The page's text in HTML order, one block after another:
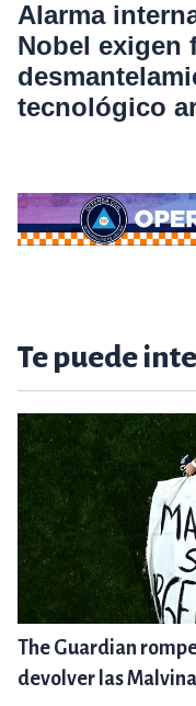
Alarma
Nobel exigen
tecnológico
Te puede
The Guardian
devolver las